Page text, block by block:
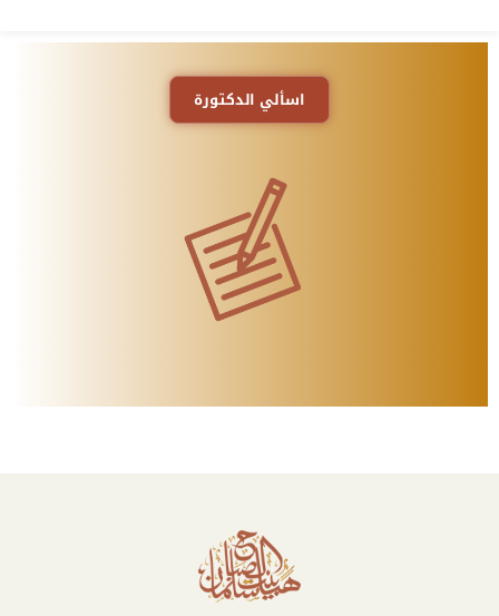
اسألي الدكتورة